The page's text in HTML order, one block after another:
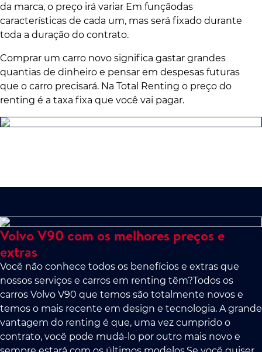
da marca, o preço irá variar Em funçãodas
características de cada um, mas será fixado durante
toda a duração do contrato.
Comprar um carro novo significa gastar grandes
quantias de dinheiro e pensar em despesas futuras
que o carro precisará. Na Total Renting o preço do
renting é a taxa fixa que você vai pagar.
Volvo V90 com os melhores preços e
extras
Você não conhece todos os benefícios e extras que
nossos serviços e carros em renting têm?Todos os
carros Volvo V90 que temos são totalmente novos e
temos o mais recente em design e tecnologia. A grande
vantagem do renting é que, uma vez cumprido o
contrato, você pode mudá-lo por outro mais novo e